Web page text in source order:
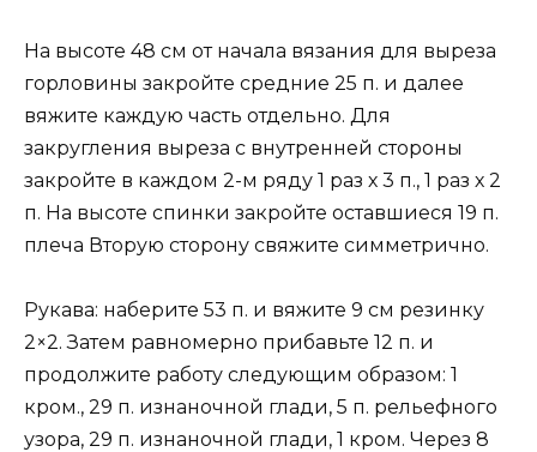
На высоте 48 см от начала вязания для выреза
горловины закройте средние 25 п. и далее
вяжите каждую часть отдельно. Для
закругления выреза с внутренней стороны
закройте в каждом 2-м ряду 1 раз х 3 п., 1 раз х 2
п. На высоте спинки закройте оставшиеся 19 п.
плеча Вторую сторону свяжите симметрично.
Рукава: наберите 53 п. и вяжите 9 см резинку
2×2. Затем равномерно прибавьте 12 п. и
продолжите работу следующим образом: 1
кром., 29 п. изнаночной глади, 5 п. рельефного
узора, 29 п. изнаночной глади, 1 кром. Через 8